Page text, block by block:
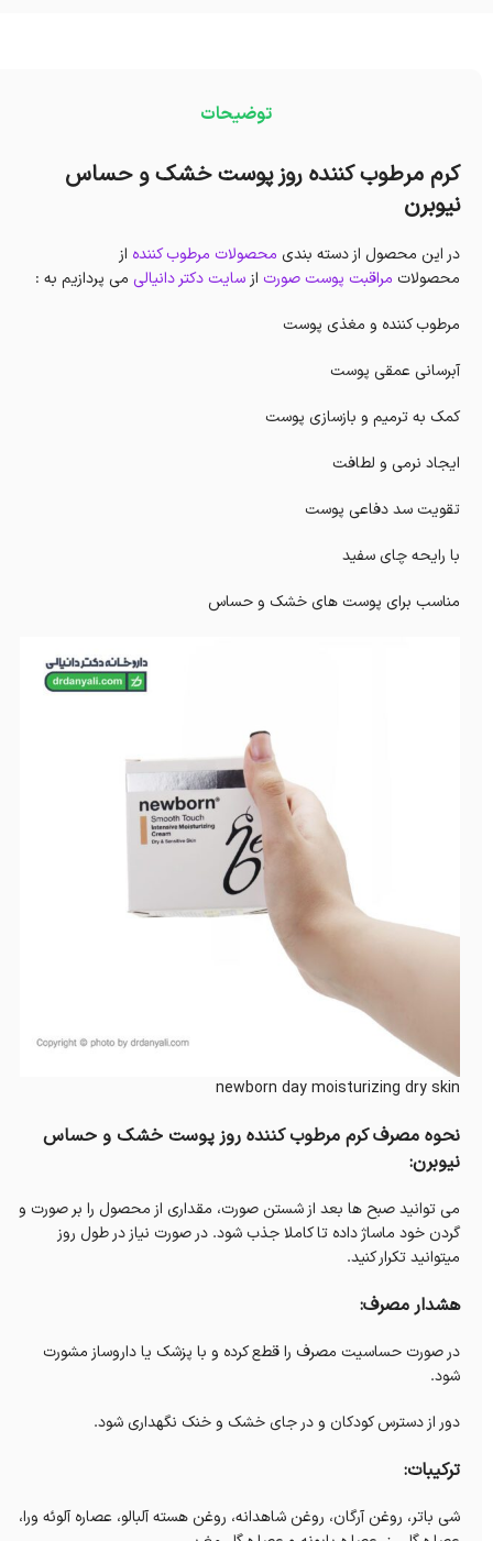
توضیحات
کرم مرطوب کننده روز پوست خشک و حساس
نیوبرن
در این محصول از دسته بندی محصولات مرطوب کننده از
محصولات مراقبت پوست صورت ازسایت دکتر دانیالی می پردازیم به :
مرطوب کننده و مغذی پوست
آبرسانی عمقی پوست
کمک به ترمیم و بازسازی پوست
ایجاد نرمی و لطافت
تقویت سد دفاعی پوست
با رایحه چای سفید
مناسب برای پوست های خشک و حساس
newborn day moisturizing dry skin
نحوه مصرف کرم مرطوب کننده روز پوست خشک و حساس
نیوبرن:
می توانید صبح ها بعد از شستن صورت، مقداری از محصول را بر صورت و
گردن خود ماساژ داده تا کاملا جذب شود. در صورت نیاز در طول روز
میتوانید تکرار کنید.
هشدار مصرف:
در صورت حساسیت مصرف را قطع کرده و با پزشک یا داروساز مشورت
شود.
دور از دسترس کودکان و در جای خشک و خنک نگهداری شود.
ترکیبات:
شی باتر، روغن آرگان، روغن شاهدانه، روغن هسته آلبالو، عصاره آلوئه ورا،